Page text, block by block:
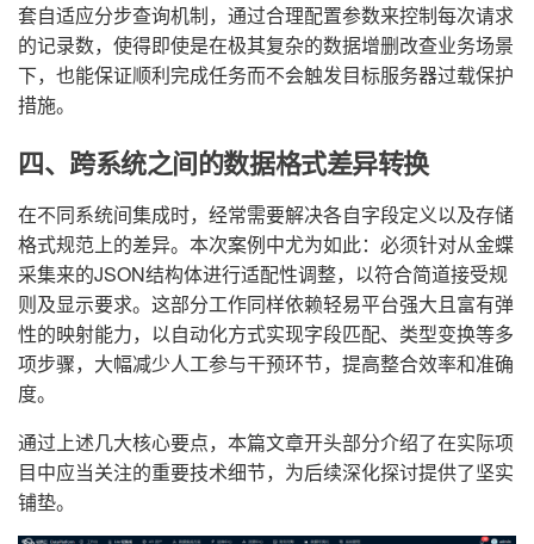
套自适应分步查询机制，通过合理配置参数来控制每次请求
的记录数，使得即使是在极其复杂的数据增删改查业务场景
下，也能保证顺利完成任务而不会触发目标服务器过载保护
措施。
四、跨系统之间的数据格式差异转换
在不同系统间集成时，经常需要解决各自字段定义以及存储
格式规范上的差异。本次案例中尤为如此：必须针对从金蝶
采集来的JSON结构体进行适配性调整，以符合简道接受规
则及显示要求。这部分工作同样依赖轻易平台强大且富有弹
性的映射能力，以自动化方式实现字段匹配、类型变换等多
项步骤，大幅减少人工参与干预环节，提高整合效率和准确
度。
通过上述几大核心要点，本篇文章开头部分介绍了在实际项
目中应当关注的重要技术细节，为后续深化探讨提供了坚实
铺垫。